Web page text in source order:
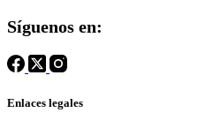
Síguenos en:
Enlaces legales